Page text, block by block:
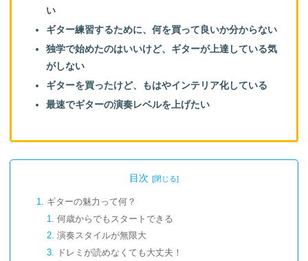
い
ギター練習するために、何を買って良いか分からない
独学で始めたのはいいけど、ギターが上達している気
がしない
ギターを買ったけど、もはやインテリア化している
最速でギターの演奏レベルを上げたい
目次
ギターの魅力って何？
何歳からでもスタートできる
演奏スタイルが無限大
ドレミが読めなくても大丈夫！